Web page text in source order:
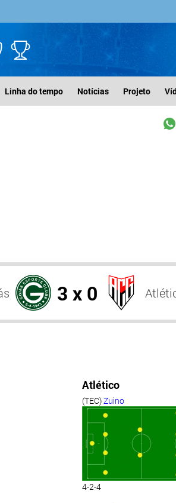
Linha do tempo Notícias Projeto
3 x 0
Atlético
(TEC)Zuino
4-2-4